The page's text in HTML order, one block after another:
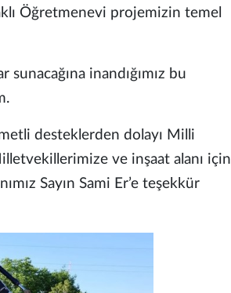
Öğretmenevi projemizin temel
inandığımız bu
desteklerden dolayı Milli
ve inşaat alanı için
Sayın Sami Er’e teşekkür